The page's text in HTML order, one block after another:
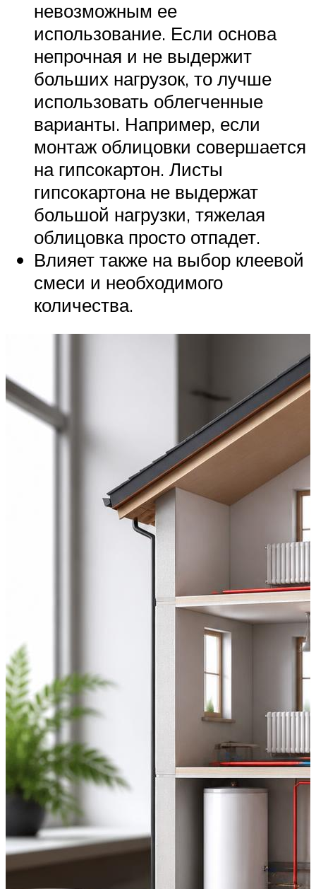
невозможным ее
использование. Если основа
непрочная и не выдержит
больших нагрузок, то лучше
использовать облегченные
варианты. Например, если
монтаж облицовки совершается
на гипсокартон. Листы
гипсокартона не выдержат
большой нагрузки, тяжелая
облицовка просто отпадет.
Влияет также на выбор клеевой
смеси и необходимого
количества.